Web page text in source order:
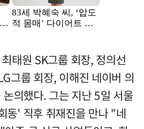
태원 SK그룹 회장, 정의선
그룹 회장, 이해진 네이버 의
의했다. 그는 지난 5일 서울
동' 직후 취재진을 만나 "네